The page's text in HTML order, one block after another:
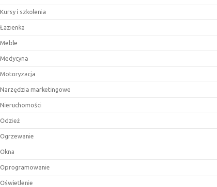
Kursy i szkolenia
Łazienka
Meble
Medycyna
Motoryzacja
Narzędzia marketingowe
Nieruchomości
Odzież
Ogrzewanie
Okna
Oprogramowanie
Oświetlenie